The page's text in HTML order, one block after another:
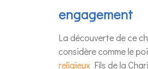
engagement
La découverte de ce
considère comme le
religieuxFils de la